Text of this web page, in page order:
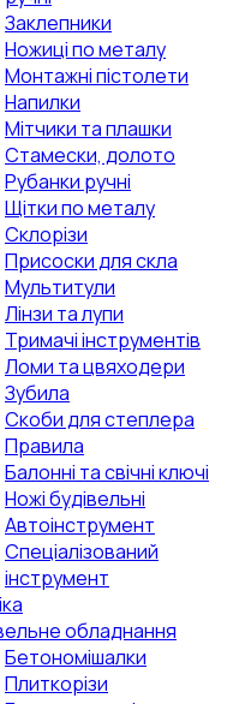
Заклепники
Ножиці по металу
Монтажні пістолети
Напилки
Мітчики та плашки
Стамески, долото
Рубанки ручні
Щітки по металу
Склорізи
Присоски для скла
Мультитули
Лінзи та лупи
Тримачі інструментів
Ломи та цвяходери
Зубила
Скоби для степлера
Правила
Балонні та свічні ключі
Ножі будівельні
Автоінструмент
Спеціалізований
інструмент
обладнання
Бетономішалки
Плиткорізи